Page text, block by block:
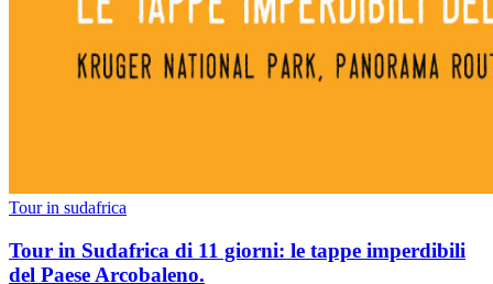
Tour in sudafrica
Tour in Sudafrica di 11 giorni: le tappe imperdibili
del Paese Arcobaleno.